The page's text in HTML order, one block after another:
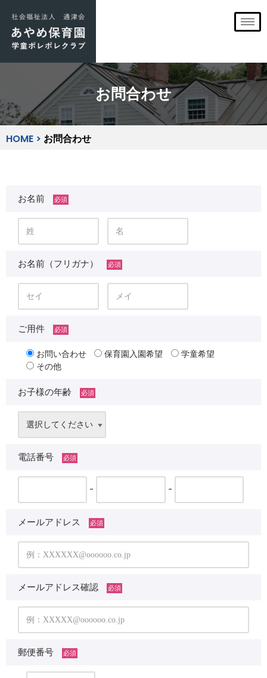
コ
ン
テ
へ
ス
キ
お問合わせ
HOME > お問合わせ
お名前 必須
お名前（フリガナ） 必須
ご用件 必須
お問い合わせ 保育園入園希望
学童希望
その他
お子様の年齢 必須
電話番号 必須
- -
メールアドレス 必須
メールアドレス確認 必須
郵便番号 必須